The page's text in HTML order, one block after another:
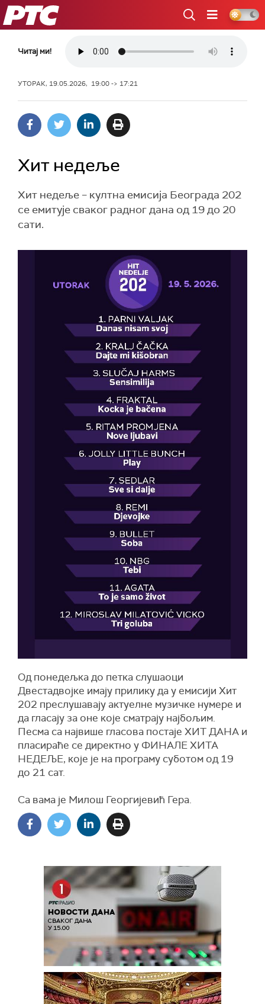
РТС
Читај ми!
УТОРАК, 19.05.2026, 19:00 -> 17:21
Хит недеље
Хит недеље – култна емисија Београда 202
се емитује сваког радног дана од 19 до 20
сати.
Од понедељка до петка слушаоци
Двестадвојке имају прилику да у емисији Хит
202 преслушавају актуелне музичке нумере и
да гласају за оне које сматрају најбољим.
Песма са највише гласова постаје ХИТ ДАНА и
пласираће се директно у ФИНАЛЕ ХИТА
НЕДЕЉЕ, које је на програму суботом од 19
до 21 сат.
Са вама је Милош Георгијевић Гера.